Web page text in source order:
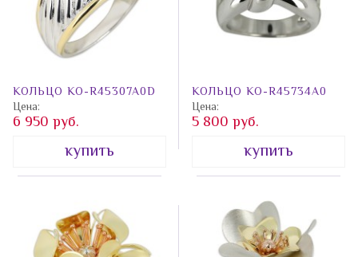
КОЛЬЦО КО-R45307A0D
Цена:
6 950 руб.
купить
КОЛЬЦО КО-R45734A0
Цена:
5 800 руб.
купить